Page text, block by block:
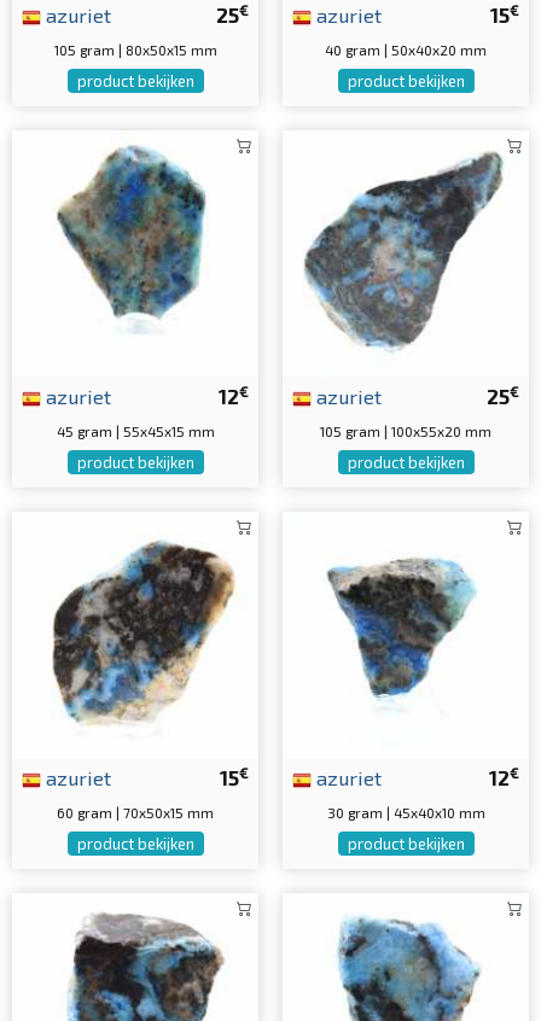
25€
azuriet
105 gram | 80x50x15 mm
product bekijken
15€
azuriet
40 gram | 50x40x20 mm
product bekijken
12€
azuriet
45 gram | 55x45x15 mm
product bekijken
25€
azuriet
105 gram | 100x55x20 mm
product bekijken
15€
azuriet
60 gram | 70x50x15 mm
product bekijken
12€
azuriet
30 gram | 45x40x10 mm
product bekijken